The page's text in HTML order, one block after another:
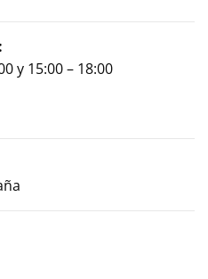
y 15:00 – 18:00